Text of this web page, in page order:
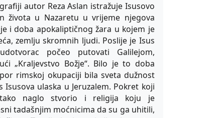
autor Reza Aslan istražuje Isusovo
života u Nazaretu u vrijeme njegova
i doba apokaliptičnog žara u kojem je
zemlju skromnih ljudi. Poslije je Isus
počeo putovati Galilejom,
„Kraljevstvo Božje“. Bilo je to doba
rimskoj okupaciji bila sveta dužnost
ulaska u Jeruzalem. Pokret koji
naglo stvorio i religija koju je
tadašnjim moćnicima da su ga uhitili,